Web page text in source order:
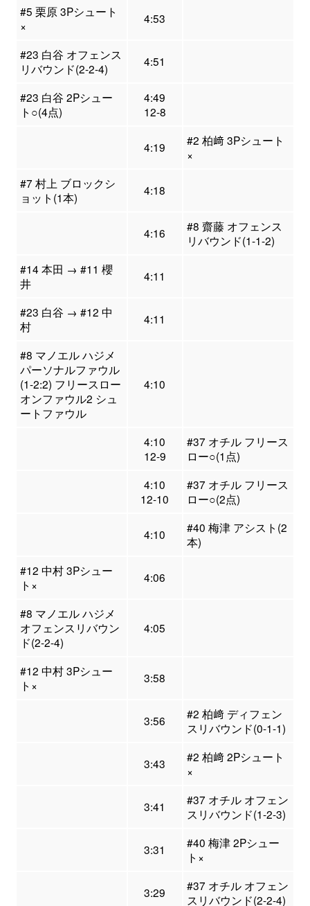
#5 栗原 3Pシュート
×
4:53
#23 白谷 オフェンス
リバウンド(2-2-4)
4:51
#23 白谷 2Pシュー
ト○(4点)
4:49
12-8
4:19
#2 柏﨑 3Pシュート
×
#7 村上 ブロックシ
ョット(1本)
4:18
4:16
#8 齋藤 オフェンス
リバウンド(1-1-2)
#14 本田 → #11 櫻
井
4:11
#23 白谷 → #12 中
村
4:11
#8 マノエル ハジメ
パーソナルファウル
(1-2:2) フリースロー
オンファウル2 シュ
ートファウル
4:10
4:10
12-9
#37 オチル フリース
ロー○(1点)
4:10
12-10
#37 オチル フリース
ロー○(2点)
4:10
#40 梅津 アシスト(2
本)
#12 中村 3Pシュー
ト×
4:06
#8 マノエル ハジメ
オフェンスリバウン
ド(2-2-4)
4:05
#12 中村 3Pシュー
ト×
3:58
3:56
#2 柏﨑 ディフェン
スリバウンド(0-1-1)
3:43
#2 柏﨑 2Pシュート
×
3:41
#37 オチル オフェン
スリバウンド(1-2-3)
3:31
#40 梅津 2Pシュー
ト×
3:29
#37 オチル オフェン
スリバウンド(2-2-4)